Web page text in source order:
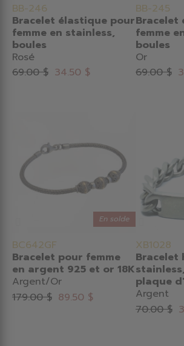
BB-246
Bracelet élastique pour
femme en stainless,
boules
Rosé
69.00 $ 34.50 $
BB-245
Bracelet
femme
boules
Or
69.00 $
En solde
BC642GF
Bracelet pour femme
en argent 925 et or 18K
Argent/Or
179.00 $ 89.50 $
XB1028
Bracelet
plaque
Argent
70.00 $